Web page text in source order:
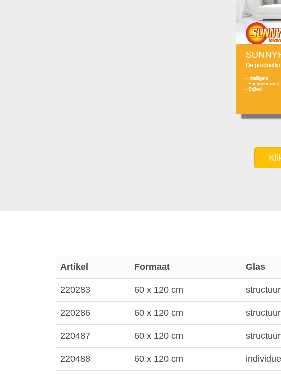
Artikel Formaat Glas
220283 60 x 120 cm
220286 60 x 120 cm
220487 60 x 120 cm
220488 60 x 120 cm